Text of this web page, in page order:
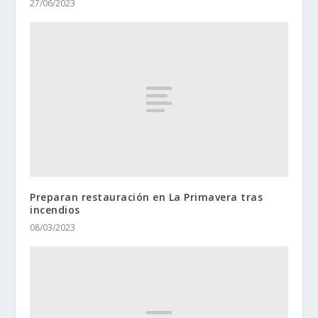
27/06/2023
Preparan restauración en La Primavera tras
incendios
08/03/2023